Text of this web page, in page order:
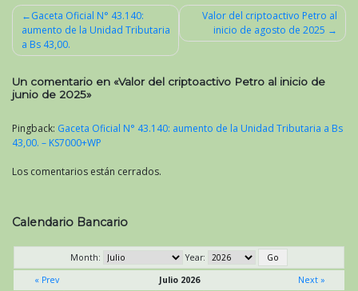
Navegación
de
entradas
Gaceta Oficial N° 43.140:
aumento de la Unidad Tributaria
a Bs 43,00.
Valor del criptoactivo Petro al
inicio de agosto de 2025
Un comentario en «Valor del criptoactivo Petro al inicio de
junio de 2025»
Pingback: Gaceta Oficial N° 43.140: aumento de la Unidad Tributaria a Bs
43,00. – KS7000+WP
Los comentarios están cerrados.
Calendario Bancario
Month:
Year:
« Prev
Julio 2026 Next »